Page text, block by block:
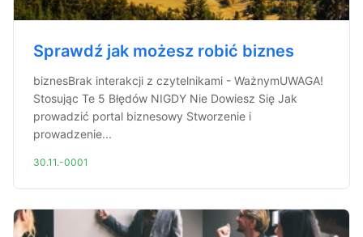
Sprawdź jak możesz robić biznes
biznesBrak interakcji z czytelnikami - WażnymUWAGA!
Stosując Te 5 Błędów NIGDY Nie Dowiesz Się Jak
prowadzić portal biznesowy Stworzenie i
prowadzenie...
30.11.-0001